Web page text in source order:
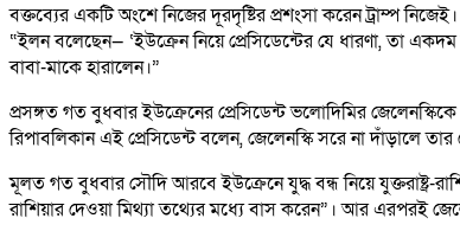
বক্তব্যের একটি অংশে নিজের দূরদৃষ্টির প্রশংসা করেন ট্রাম্প
“ইলন বলেছেন— ‘ইউক্রেন নিয়ে প্রেসিডেন্টের যে ধারণা, তা
বাবা-মাকে হারালেন।”
প্রসঙ্গত গত বুধবার ইউক্রেনের প্রেসিডেন্ট ভলোদিমির
রিপাবলিকান এই প্রেসিডেন্ট বলেন, জেলেনস্কি সরে না দাঁড়ালে
মূলত গত বুধবার সৌদি আরবে ইউক্রেনে যুদ্ধ বন্ধ নিয়ে যুক্তরাষ্ট্র-
রাশিয়ার দেওয়া মিথ্যা তথ্যের মধ্যে বাস করেন”। আর এরপরই